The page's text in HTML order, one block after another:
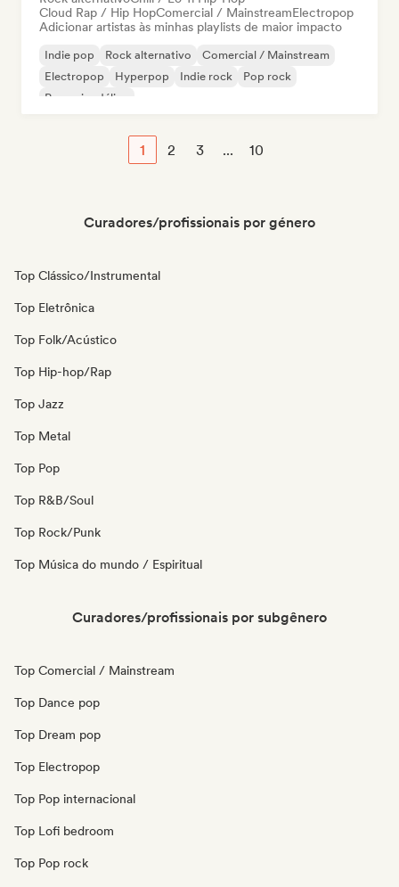
Cloud Rap / Hip HopComercial / MainstreamElectropop
Adicionar artistas às minhas playlists de maior impacto
Indie pop Rock alternativo
Comercial / Mainstream
Electropop
Hyperpop Indie rock
Pop rock
Pop psicodélico
1 2 3 ... 10
Curadores/profissionais por género
Top Clássico/Instrumental
Top Eletrônica
Top Folk/Acústico
Top Hip-hop/Rap
Top Jazz
Top Metal
Top Pop
Top R&B/Soul
Top Rock/Punk
Top Música do mundo / Espiritual
Curadores/profissionais por subgênero
Top Comercial / Mainstream
Top Dance pop
Top Dream pop
Top Electropop
Top Pop internacional
Top Lofi bedroom
Top Pop rock